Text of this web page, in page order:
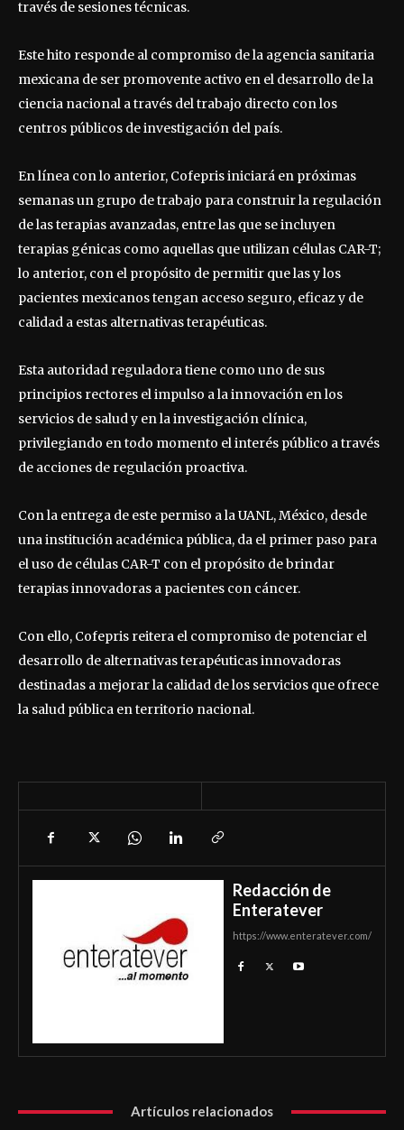
través de sesiones técnicas.
Este hito responde al compromiso de la agencia sanitaria
mexicana de ser promovente activo en el desarrollo de la
ciencia nacional a través del trabajo directo con los
centros públicos de investigación del país.
En línea con lo anterior, Cofepris iniciará en próximas
semanas un grupo de trabajo para construir la regulación
de las terapias avanzadas, entre las que se incluyen
terapias génicas como aquellas que utilizan células CAR-T;
lo anterior, con el propósito de permitir que las y los
pacientes mexicanos tengan acceso seguro, eficaz y de
calidad a estas alternativas terapéuticas.
Esta autoridad reguladora tiene como uno de sus
principios rectores el impulso a la innovación en los
servicios de salud y en la investigación clínica,
privilegiando en todo momento el interés público a través
de acciones de regulación proactiva.
Con la entrega de este permiso a la UANL, México, desde
una institución académica pública, da el primer paso para
el uso de células CAR-T con el propósito de brindar
terapias innovadoras a pacientes con cáncer.
Con ello, Cofepris reitera el compromiso de potenciar el
desarrollo de alternativas terapéuticas innovadoras
destinadas a mejorar la calidad de los servicios que ofrece
la salud pública en territorio nacional.
Redacción de
Enteratever
https://www.enteratever.com/
Artículos relacionados